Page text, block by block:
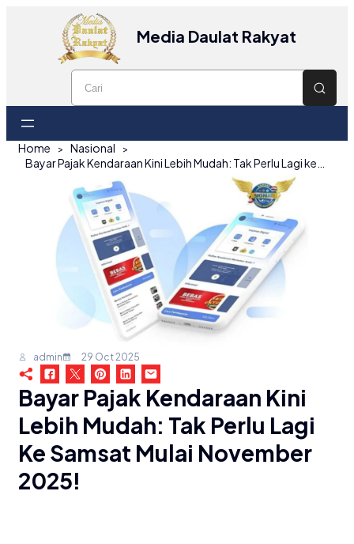
Media Daulat Rakyat
Home
Nasional
admin 29 Oct 2025
Bayar Pajak Kendaraan Kini
Lebih Mudah: Tak Perlu Lagi
Ke Samsat Mulai November
2025!